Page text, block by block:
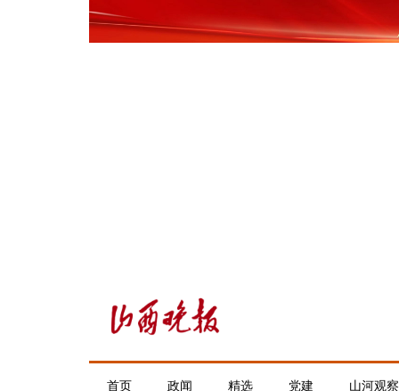
首页 政闻 精选 党建 山河观察